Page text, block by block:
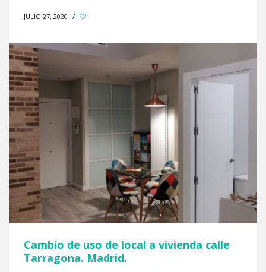
JULIO 27, 2020 /
Cambio de uso de local a vivienda calle
Tarragona. Madrid.